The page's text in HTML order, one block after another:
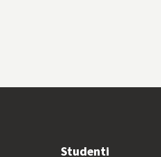
Studenti